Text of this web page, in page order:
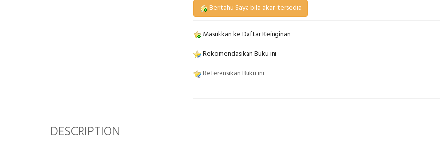
Beritahu Saya bila akan tersedia
Masukkan ke Daftar Keinginan
Rekomendasikan Buku ini
Referensikan Buku ini
DESCRIPTION